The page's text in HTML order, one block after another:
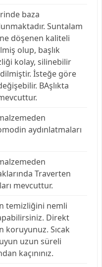
baza
Suntalam
döşenen kaliteli
olup, başlık
kolay, silinebilir
İsteğe göre
BAşlıkta
aydınlatmaları
Traverten
mevcuttur.
temizliğini nemli
Direkt
koruyunuz. Sıcak
uzun süreli
kaçınınız.